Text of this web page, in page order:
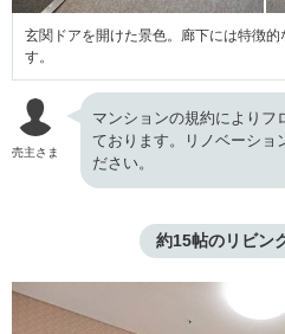
玄関ドアを開けた景色。廊下には特徴
す。
売主さま
マンションの規約によりフ
ております。リノベーショ
ださい。
約15帖のリビン